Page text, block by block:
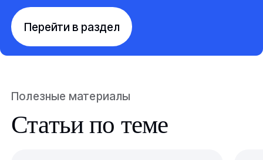
Перейти в раздел
Полезные материалы
Статьи по теме